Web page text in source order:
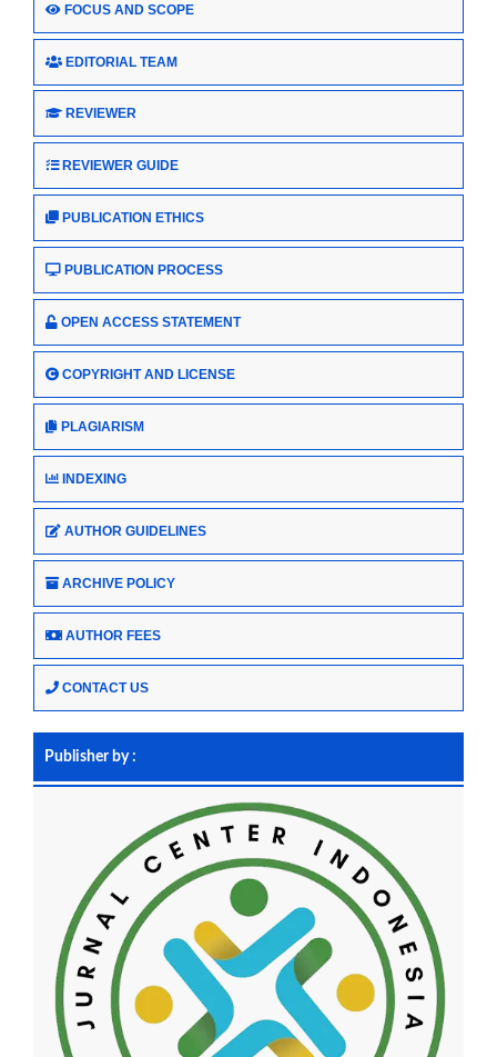
FOCUS AND SCOPE
EDITORIAL TEAM
REVIEWER
REVIEWER GUIDE
PUBLICATION ETHICS
PUBLICATION PROCESS
OPEN ACCESS STATEMENT
COPYRIGHT AND LICENSE
PLAGIARISM
INDEXING
AUTHOR GUIDELINES
ARCHIVE POLICY
AUTHOR FEES
CONTACT US
Publisher by :